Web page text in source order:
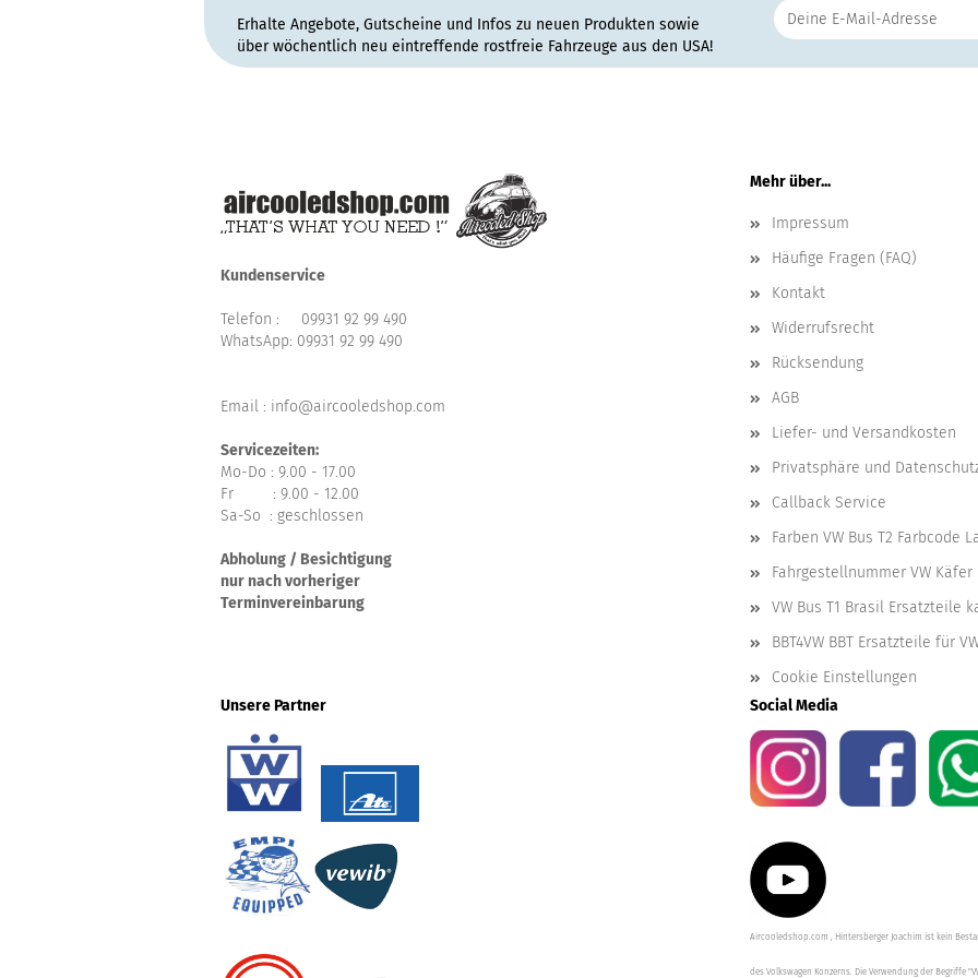
Erhalte Angebote, Gutscheine und Infos zu neuen Produkten sowie
über wöchentlich neu eintreffende rostfreie Fahrzeuge aus den USA!
Kundenservice
Telefon : 09931 92 99 490
WhatsApp: 09931 92 99 490
Email : info@aircooledshop.com
Servicezeiten:
Mo-Do : 9.00 - 17.00
Fr : 9.00 - 12.00
Sa-So : geschlossen
Abholung / Besichtigung
nur nach vorheriger
Terminvereinbarung
Mehr über...
Impressum
Häufige Fragen (FAQ)
Kontakt
Widerrufsrecht
Rücksendung
AGB
Liefer- und Versandkosten
Privatsphäre und
Callback Service
Farben VW Bus T2 Farbcode
Fahrgestellnummer VW Käfer
VW Bus T1 Brasil Ersatzteile
BBT4VW BBT Ersatzteile für
Cookie Einstellungen
Unsere Partner
Social Media
Aircooledshop.com , Hintersberger Joachim ist kein
des Volkswagen Konzerns. Die Verwendung der Begriffe